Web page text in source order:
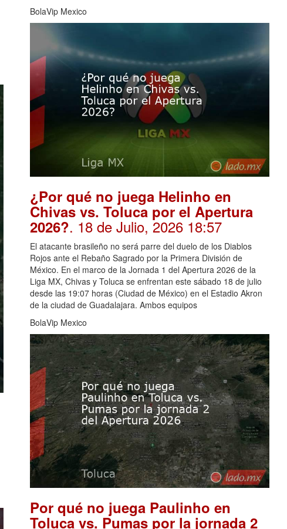
BolaVip Mexico
¿Por qué no juega Helinho en
Chivas vs. Toluca por el Apertura
2026?. 18 de Julio, 2026 18:57
El atacante brasileño no será parre del duelo de los Diablos
Rojos ante el Rebaño Sagrado por la Primera División de
México. En el marco de la Jornada 1 del Apertura 2026 de la
Liga MX, Chivas y Toluca se enfrentan este sábado 18 de julio
desde las 19:07 horas (Ciudad de México) en el Estadio Akron
de la ciudad de Guadalajara. Ambos equipos
BolaVip Mexico
Por qué no juega Paulinho en
Toluca vs. Pumas por la jornada 2